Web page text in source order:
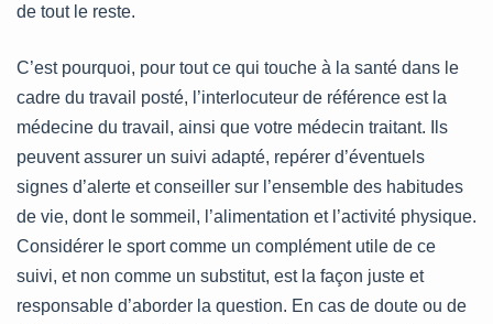
de tout le reste.
C’est pourquoi, pour tout ce qui touche à la santé dans le
cadre du travail posté, l’interlocuteur de référence est la
médecine du travail, ainsi que votre médecin traitant. Ils
peuvent assurer un suivi adapté, repérer d’éventuels
signes d’alerte et conseiller sur l’ensemble des habitudes
de vie, dont le sommeil, l’alimentation et l’activité physique.
Considérer le sport comme un complément utile de ce
suivi, et non comme un substitut, est la façon juste et
responsable d’aborder la question. En cas de doute ou de